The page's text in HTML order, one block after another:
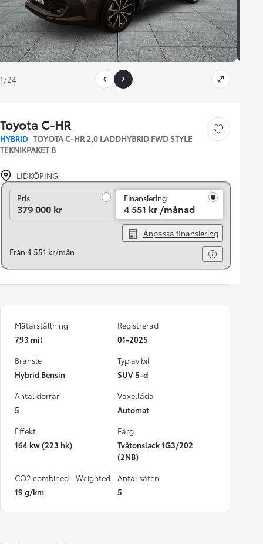
1/24
Toyota C-HR
HYBRID TOYOTA C-HR 2,0 LADDHYBRID FWD STYLE
TEKNIKPAKET B
Save car
LIDKÖPING
PrisPris
379 000 kr
Finansiering
4 551 kr /månad
Anpassa finansiering
Från 4 551 kr/mån
Mätarställning
793 mil
Registrerad
01-2025
Bränsle
Hybrid Bensin
Typ av bil
SUV 5-d
Antal dörrar
5
Växellåda
Automat
Effekt
164 kw (223 hk)
Färg
Tvåtonslack 1G3/202
(2NB)
CO2 combined - Weighted
19 g/km
Antal säten
5